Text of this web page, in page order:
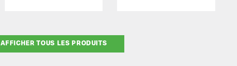
AFFICHER TOUS LES PRODUITS